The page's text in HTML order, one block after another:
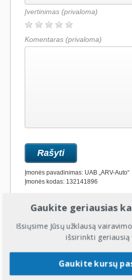
Įvertinimas (privaloma)
Komentaras (privaloma)
Įmonės pavadinimas: UAB „ARV-Auto“
Įmonės kodas: 132141896
Žymės: vairavimo kursai,Vairavimo
vairavimo mokyklos
Kategorijos
Gaukite geriausias
Išsiųsime Jūsų užklausą
išsirinkti geriausią
Gaukite kursų